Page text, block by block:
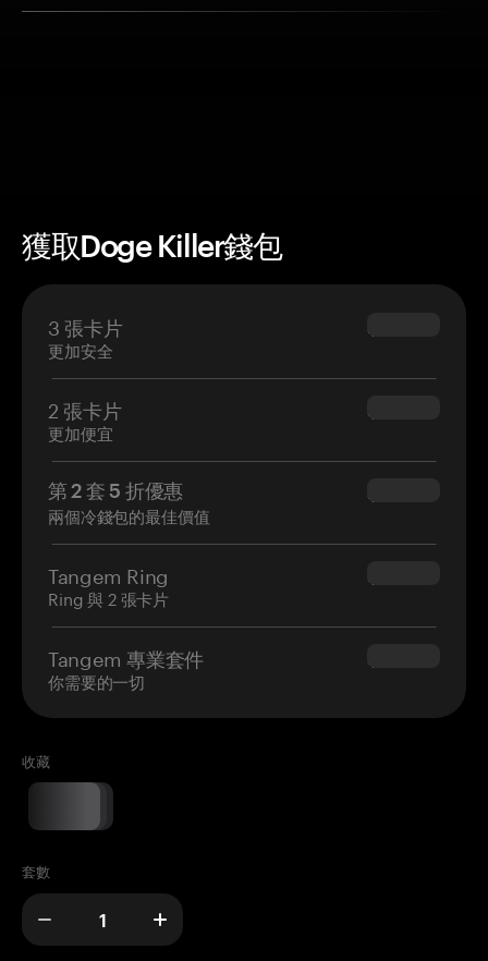
獲取Doge Killer錢包
3 張卡片
更加安全
$69.90
2 張卡片
更加便宜
$54.90
第 2 套 5 折優惠
兩個冷錢包的最佳價值
$34.95
Tangem Ring
Ring 與 2 張卡片
$160.00
Tangem 專業套件
你需要的一切
$180.00
收藏
套數